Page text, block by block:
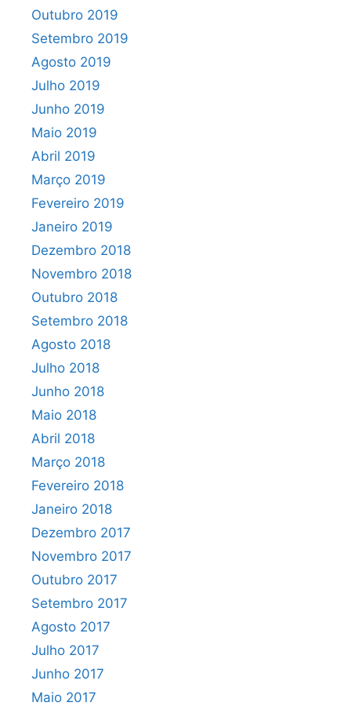
Outubro 2019
Setembro 2019
Agosto 2019
Julho 2019
Junho 2019
Maio 2019
Abril 2019
Março 2019
Fevereiro 2019
Janeiro 2019
Dezembro 2018
Novembro 2018
Outubro 2018
Setembro 2018
Agosto 2018
Julho 2018
Junho 2018
Maio 2018
Abril 2018
Março 2018
Fevereiro 2018
Janeiro 2018
Dezembro 2017
Novembro 2017
Outubro 2017
Setembro 2017
Agosto 2017
Julho 2017
Junho 2017
Maio 2017